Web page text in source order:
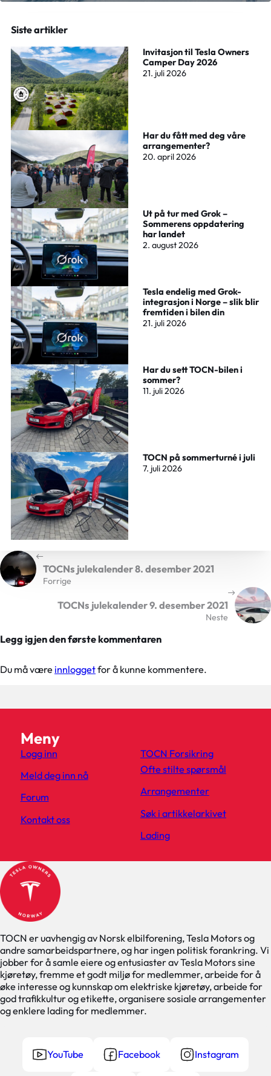
Siste artikler
Invitasjon til Tesla Owners
Camper Day 2026
21. juli 2026
Har du fått med deg våre
arrangementer?
20. april 2026
Ut på tur med Grok –
Sommerens oppdatering
har landet
2. august 2026
Tesla endelig med Grok-
integrasjon i Norge – slik blir
fremtiden i bilen din
21. juli 2026
Har du sett TOCN-bilen i
sommer?
11. juli 2026
TOCN på sommerturné i juli
7. juli 2026
Forrige
TOCNs julekalender 8. desember 2021
Neste
TOCNs julekalender 9. desember 2021
Legg igjen den første kommentaren
Du må være innloggetfor å kunne kommentere.
TOCN er uavhengig av Norsk elbilforening, Tesla Motors og
andre samarbeidspartnere, og har ingen politisk forankring. Vi
jobber for å samle eiere og entusiaster av Tesla Motors sine
kjøretøy, fremme et godt miljø for medlemmer, arbeide for å
øke interesse og kunnskap om elektriske kjøretøy, arbeide for
god trafikkultur og etikette, organisere sosiale arrangementer
og enklere lading for medlemmer.
YouTube Facebook Instagram
Meny
Logg inn
Meld deg inn nå
Forum
Kontakt oss
TOCN Forsikring
Ofte stilte spørsmål
Arrangementer
Søk i artikkelarkivet
Lading